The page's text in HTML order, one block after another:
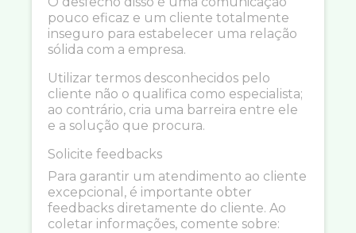
pouco eficaz e um cliente totalmente
inseguro para estabelecer uma relação
sólida com a empresa.
Utilizar termos desconhecidos pelo
cliente não o qualifica como especialista;
ao contrário, cria uma barreira entre ele
e a solução que procura.
Solicite feedbacks
Para garantir um atendimento ao cliente
excepcional, é importante obter
feedbacks diretamente do cliente. Ao
coletar informações, comente sobre: